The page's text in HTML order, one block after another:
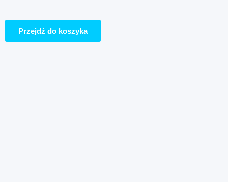
Przejdź do koszyka